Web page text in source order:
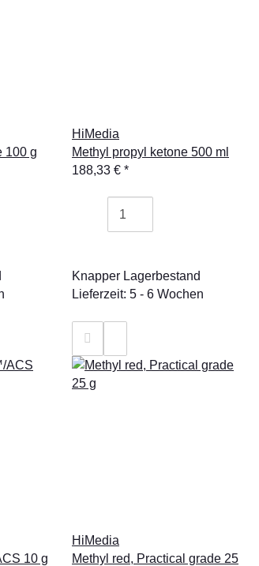
100 g
HiMedia
Methyl propyl ketone 500 ml
188,33 € *
Knapper Lagerbestand
Lieferzeit: 5 - 6 Wochen
10 g
HiMedia
Methyl red, Practical grade 25